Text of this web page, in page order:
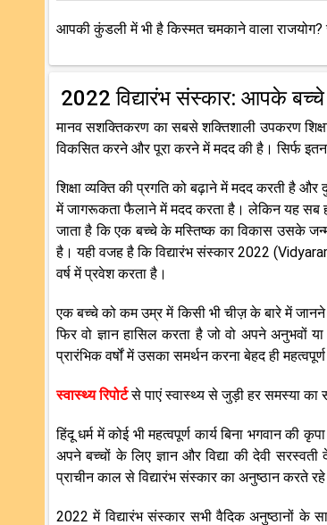
आपकी कुंडली में भी है किस्मत चमकाने वाला राजयोग?
2022 विद्यारंभ संस्कार: आपके
मानव सशक्तिकरण का सबसे शक्तिशाली उपकरण
विकसित करने और पूरा करने में मदद की है। सिर्फ
शिक्षा व्यक्ति की प्रगति को बढ़ाने में मदद करती है
में जागरूकता फैलाने में मदद करता है। लेकिन यह सब
जाता है कि एक बच्चे के मस्तिष्क का विकास उसके
है। यही वजह है कि विद्यारंभ संस्कार 2022
वर्ष में प्रवेश करता है।
एक बच्चे को कम उम्र में किसी भी चीज़ के बारे में जानने
फिर वो ज्ञान हासिल करता है जो वो अपने
प्रारंभिक वर्षों में उसका समर्थन करना बेहद ही महत्वपूर्ण
स्वास्थ्य रिपोर्टसे पाएं स्वास्थ्य से जुड़ी हर समस्या
हिंदू धर्म में कोई भी महत्वपूर्ण कार्य बिना भगवान की
अपने बच्चों के लिए ज्ञान और विद्या की देवी
प्राचीन काल से विद्यारंभ संस्कार का अनुष्ठान
2022 में विद्यारंभ संस्कार सभी वैदिक अनुष्ठानों के